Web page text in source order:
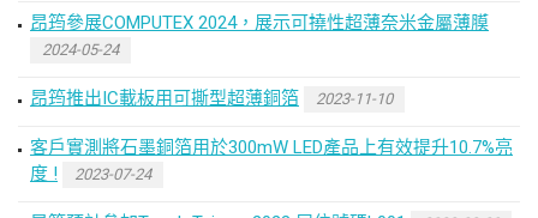
昂筠參展COMPUTEX 2024，展示可撓性超薄奈米金屬薄膜
2024-05-24
昂筠推出IC載板用可撕型超薄銅箔 2023-11-10
客戶實測將石墨銅箔用於300mW LED產品上有效提升10.7%亮
度 !
2023-07-24